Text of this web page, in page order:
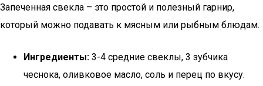
Запеченная свекла – это простой и полезный гарнир,
который можно подавать к мясным или рыбным блюдам.
Ингредиенты: 3-4 средние свеклы, 3 зубчика
чеснока, оливковое масло, соль и перец по вкусу.